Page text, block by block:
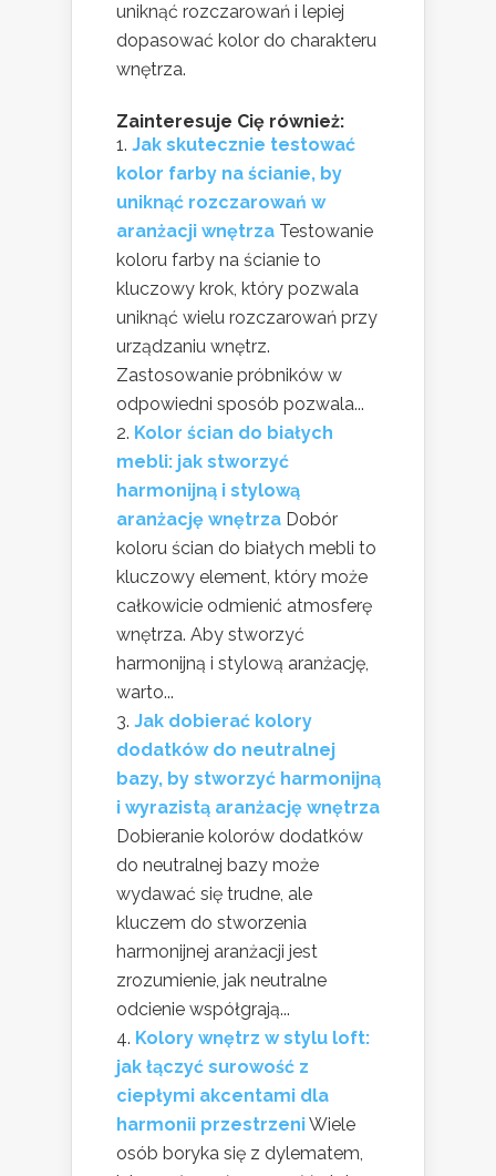
uniknąć rozczarowań i lepiej
dopasować kolor do charakteru
wnętrza.
Zainteresuje Cię również:
Jak skutecznie testować
kolor farby na ścianie, by
uniknąć rozczarowań w
aranżacji wnętrza Testowanie
koloru farby na ścianie to
kluczowy krok, który pozwala
uniknąć wielu rozczarowań przy
urządzaniu wnętrz.
Zastosowanie próbników w
odpowiedni sposób pozwala...
Kolor ścian do białych
mebli: jak stworzyć
harmonijną i stylową
aranżację wnętrza Dobór
koloru ścian do białych mebli to
kluczowy element, który może
całkowicie odmienić atmosferę
wnętrza. Aby stworzyć
harmonijną i stylową aranżację,
warto...
Jak dobierać kolory
dodatków do neutralnej
bazy, by stworzyć harmonijną
i wyrazistą aranżację wnętrza
Dobieranie kolorów dodatków
do neutralnej bazy może
wydawać się trudne, ale
kluczem do stworzenia
harmonijnej aranżacji jest
zrozumienie, jak neutralne
odcienie współgrają...
Kolory wnętrz w stylu loft:
jak łączyć surowość z
ciepłymi akcentami dla
harmonii przestrzeniWiele
osób boryka się z dylematem,